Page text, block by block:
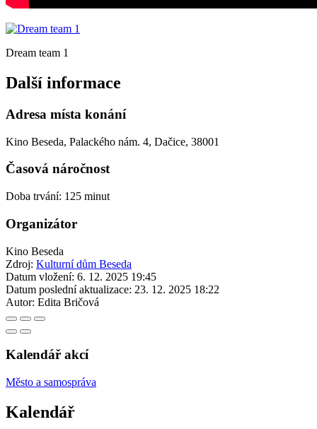
Dream team 1
Další informace
Adresa místa konání
Kino Beseda, Palackého nám. 4, Dačice, 38001
Časová náročnost
Doba trvání: 125 minut
Organizátor
Kino Beseda
Zdroj: Kulturní dům Beseda
Datum vložení: 6. 12. 2025 19:45
Datum poslední aktualizace: 23. 12. 2025 18:22
Autor: Edita Bričová
Kalendář akcí
Město a samospráva
Kalendář